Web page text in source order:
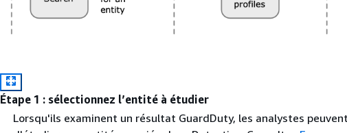
Étape 1 : sélectionnez l’entité à étudier
Lorsqu'ils examinent un résultat GuardDuty, les analystes